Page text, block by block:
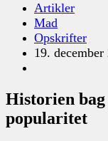
Artikler
Mad
Opskrifter
19. december
Historien bag
popularitet